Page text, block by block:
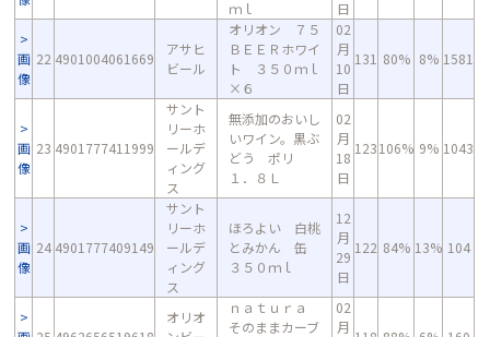
ｍｌ 日
画
像
22 4901004061669
アサヒ
ビール
オリオン ７５
ＢＥＥＲホワイ
ト ３５０ｍｌ
×６
02
月
10
日
131 80% 8% 1581
画
像
23 4901777411999
サント
リーホ
ールデ
ィング
ス
無添加のおいし
いワイン。黒ぶ
どう ポリ
１．８Ｌ
02
月
18
日
123106% 9% 1043
画
像
24 4901777409149
サント
リーホ
ールデ
ィング
ス
ほろよい 白桃
とみかん 缶
３５０ｍｌ
12
月
29
日
122 84% 13% 104
オリオ
ｎａｔｕｒａ
そのままカーブ
02
月